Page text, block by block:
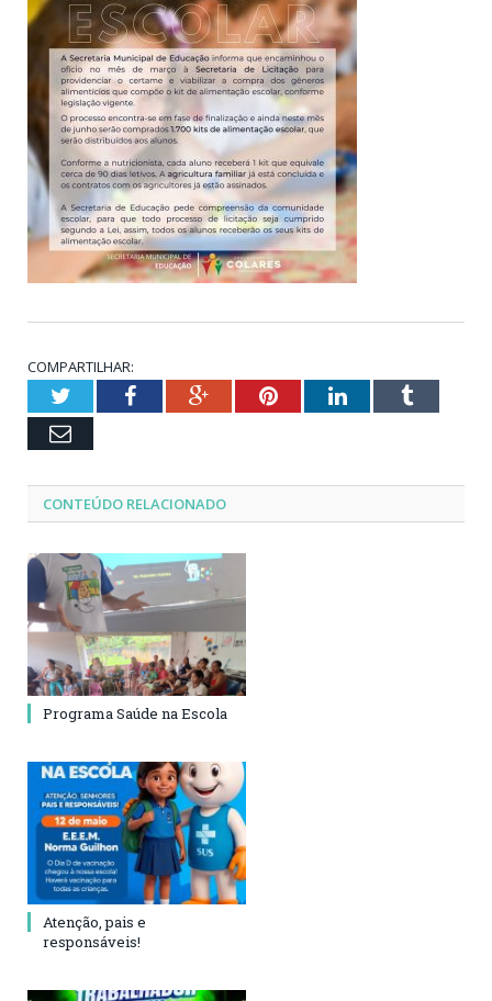
COMPARTILHAR:
TwitterFacebookGoogle+PinterestLinkedInTumblr
Email
CONTEÚDO RELACIONADO
Programa Saúde na Escola
Atenção, pais e
responsáveis!